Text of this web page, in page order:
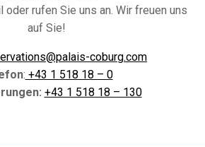
oder rufen Sie uns an. Wir freuen uns
auf Sie!
coburg.com
: +43 1 518 18 – 0
+43 1 518 18 – 130